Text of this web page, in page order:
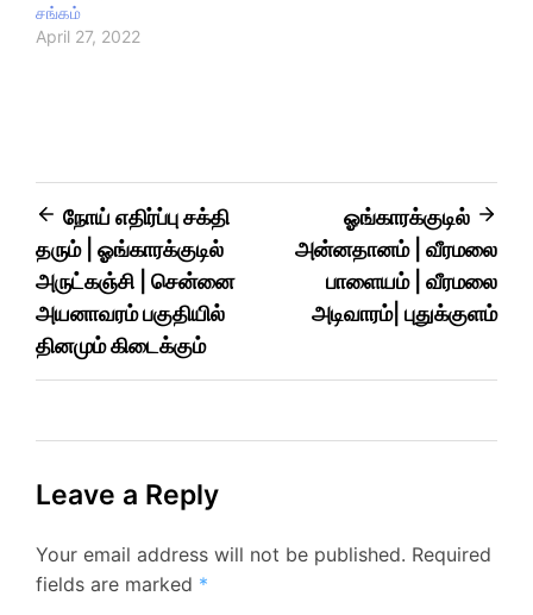
சங்கம்
April 27, 2022
நோய் எதிர்ப்பு சக்தி
தரும் | ஓங்காரக்குடில்
அருட்கஞ்சி | சென்னை
அயனாவரம் பகுதியில்
தினமும் கிடைக்கும்
ஓங்காரக்குடில்
அன்னதானம் | வீரமலை
பாளையம் | வீரமலை
அடிவாரம்| புதுக்குளம்
Leave a Reply
Your email address will not be published. Required
fields are marked *